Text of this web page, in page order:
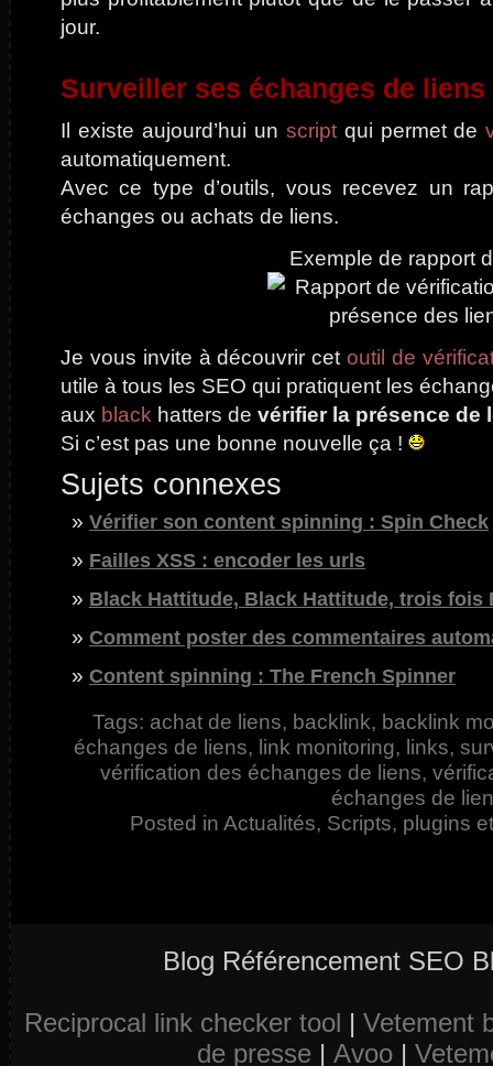
jour.
Surveiller ses échanges de
Il existe aujourd’hui un scriptqui permet de
automatiquement.
Avec ce type d’outils, vous recevez un
échanges ou achats de liens.
Exemple de rapport
Je vous invite à découvrir cetoutil de
utile à tous les SEO qui pratiquent les
aux black hatters de vérifier la présence de
Si c’est pas une bonne nouvelle ça !
Sujets connexes
Vérifier son content spinning : Spin Check
Failles XSS : encoder les urls
Black Hattitude, Black Hattitude, trois fois
Comment poster des commentaires
Content spinning : The French Spinner
Tags: achat de liens, backlink, backlink
échanges de liens, link monitoring, links,
vérification des échanges de liens,
échanges de
Posted in Actualités, Scripts, plugins
Blog Référencement SEO
Reciprocal link checker tool | Vetement
de presse | Avoo |